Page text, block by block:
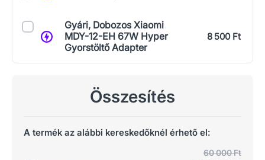
Gyári, Dobozos Xiaomi
MDY-12-EH 67W Hyper
Gyorstöltő Adapter
8 500 Ft
Összesítés
A termék az alábbi kereskedőknél érhető el:
60 000 Ft